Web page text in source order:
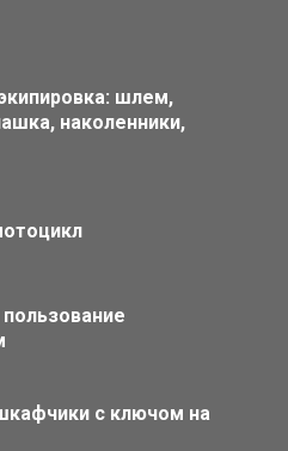
шлем,
наколенники,
с ключом на